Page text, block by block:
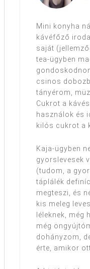
Mini konyha
kávéfőző
saját
tea-ügyben
csinos
tányérom,
Cukrot a
használok és
kilós cukrot a
Kaja-ügyben
gyorslevesek
(tudom, a
táplálék
megteszi, és
kis meleg
léleknek, még
még
dohányzom,
érte, amikor